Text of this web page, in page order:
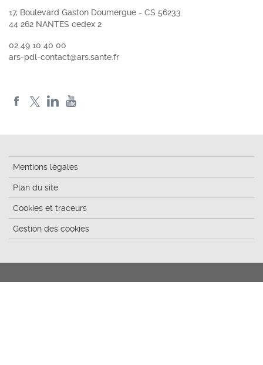
17, Boulevard Gaston Doumergue - CS 56233
44 262 NANTES cedex 2
02 49 10 40 00
ars-pdl-contact@ars.sante.fr
Mentions légales
Plan du site
Cookies et traceurs
Gestion des cookies